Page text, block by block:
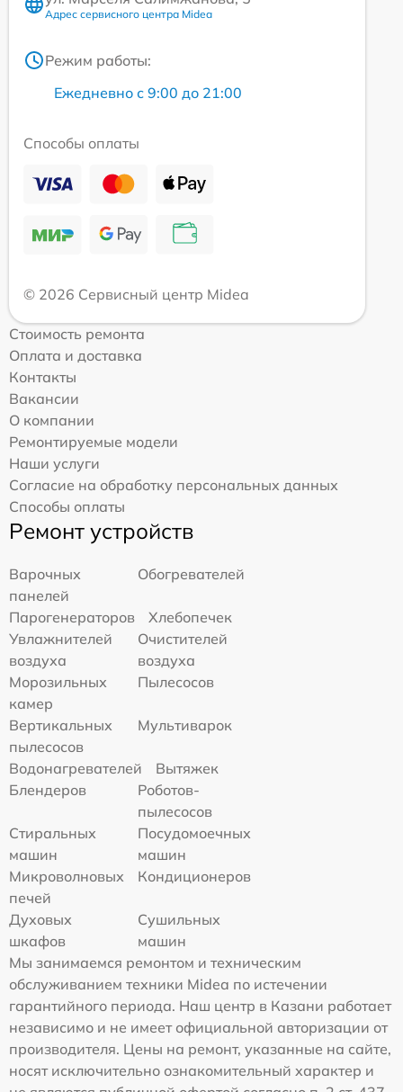
Адрес сервисного центра Midea
Режим работы:
Ежедневно с 9:00 до 21:00
Способы оплаты
© 2026 Сервисный центр Midea
Стоимость ремонта
Оплата и доставка
Контакты
Вакансии
О компании
Ремонтируемые модели
Наши услуги
Согласие на обработку персональных данных
Способы оплаты
Ремонт устройств
Варочных
панелей
Обогревателей
Парогенераторов
Хлебопечек
Увлажнителей
воздуха
Очистителей
воздуха
Морозильных
камер
Пылесосов
Вертикальных
пылесосов
Мультиварок
Водонагревателей
Вытяжек
Блендеров
Роботов-
пылесосов
Стиральных
машин
Посудомоечных
машин
Микроволновых
печей
Кондиционеров
Духовых
шкафов
Сушильных
машин
Мы занимаемся ремонтом и техническим
обслуживанием техники Midea по истечении
гарантийного периода. Наш центр в Казани работает
независимо и не имеет официальной авторизации от
производителя. Цены на ремонт, указанные на сайте,
носят исключительно ознакомительный характер и